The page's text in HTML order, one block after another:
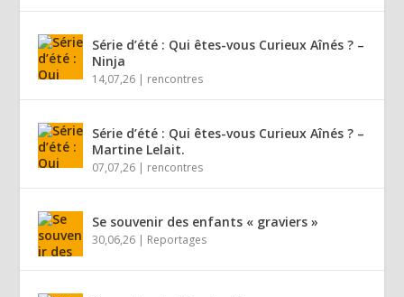
Série d’été : Qui êtes-vous Curieux Aînés ? –
Ninja
14,07,26 | rencontres
Série d’été : Qui êtes-vous Curieux Aînés ? –
Martine Lelait.
07,07,26 | rencontres
Se souvenir des enfants « graviers »
30,06,26 | Reportages